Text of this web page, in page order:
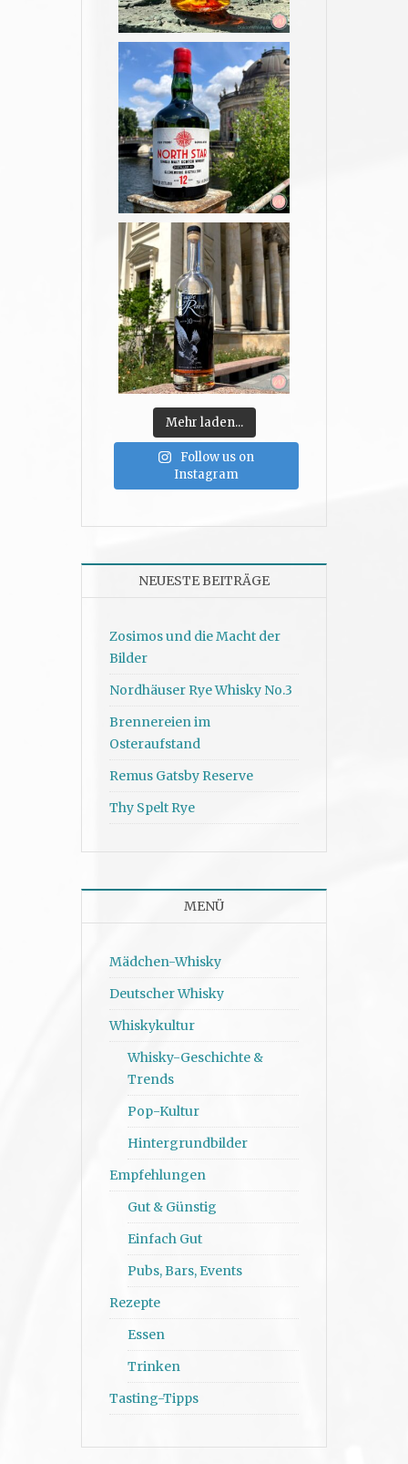
Mehr laden...
Follow us on
Instagram
NEUESTE BEITRÄGE
Zosimos und die Macht der
Bilder
Nordhäuser Rye Whisky No.3
Brennereien im
Osteraufstand
Remus Gatsby Reserve
Thy Spelt Rye
MENÜ
Mädchen-Whisky
Deutscher Whisky
Whiskykultur
Whisky-Geschichte &
Trends
Pop-Kultur
Hintergrundbilder
Empfehlungen
Gut & Günstig
Einfach Gut
Pubs, Bars, Events
Rezepte
Essen
Trinken
Tasting-Tipps